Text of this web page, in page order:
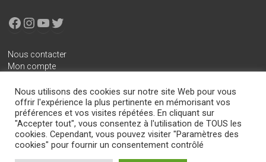
Facebook
Instagram
YouTube
X
Nous contacter
Mon compte
Conditions générales de vente
Mentions légales
Politique de confidentialité
Nous utilisons des cookies sur notre site Web pour vous
offrir l'expérience la plus pertinente en mémorisant vos
préférences et vos visites répétées. En cliquant sur
"Accepter tout", vous consentez à l'utilisation de TOUS les
cookies. Cependant, vous pouvez visiter "Paramètres des
cookies" pour fournir un consentement contrôlé